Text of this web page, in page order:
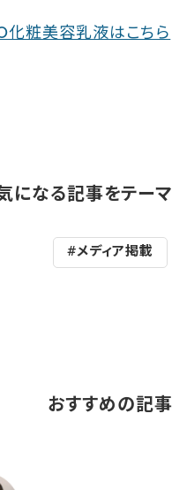
化粧美容乳液はこちら
になる記事をテー
#メディア掲載
おすすめの記事